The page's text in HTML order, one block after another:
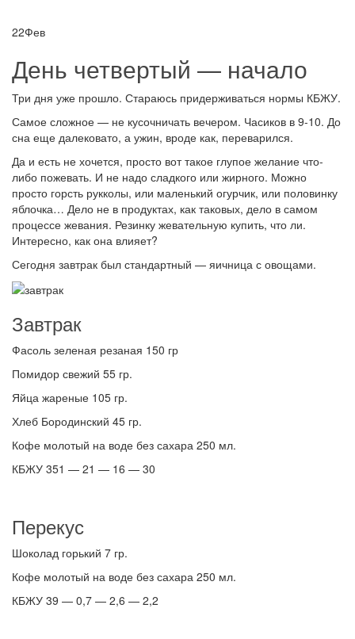
22Фев
День четвертый — начало
Три дня уже прошло. Стараюсь придерживаться нормы КБЖУ.
Самое сложное — не кусочничать вечером. Часиков в 9-10. До
сна еще далековато, а ужин, вроде как, переварился.
Да и есть не хочется, просто вот такое глупое желание что-
либо пожевать. И не надо сладкого или жирного. Можно
просто горсть рукколы, или маленький огурчик, или половинку
яблочка… Дело не в продуктах, как таковых, дело в самом
процессе жевания. Резинку жевательную купить, что ли.
Интересно, как она влияет?
Сегодня завтрак был стандартный — яичница с овощами.
Завтрак
Фасоль зеленая резаная 150 гр
Помидор свежий 55 гр.
Яйца жареные 105 гр.
Хлеб Бородинский 45 гр.
Кофе молотый на воде без сахара 250 мл.
КБЖУ 351 — 21 — 16 — 30
Перекус
Шоколад горький 7 гр.
Кофе молотый на воде без сахара 250 мл.
КБЖУ 39 — 0,7 — 2,6 — 2,2